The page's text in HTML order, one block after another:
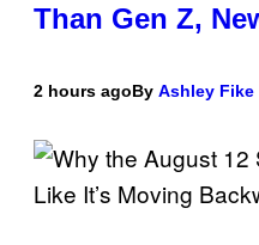
Than Gen Z,
2 hours agoBy Ashley Fike